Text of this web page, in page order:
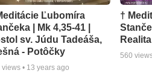
Ľubomíra
| Mk 4,35-41 |
sv. Júdu Tadeáša,
- Potôčky
views • 13 years ago
†
560